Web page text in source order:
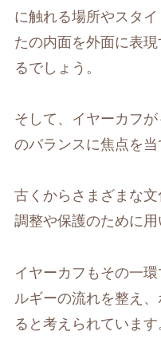
に触れる場所やスタ
たの内面を外面に表
るでしょう。
そして、イヤーカフ
のバランスに焦点を当
古くからさまざまな
調整や保護のために用
イヤーカフもその一
ルギーの流れを整え
ると考えられています